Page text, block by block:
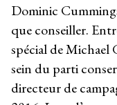
Dominic
que conseiller.
spécial de Michael
sein du parti
directeur de